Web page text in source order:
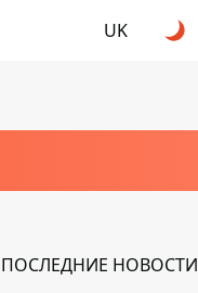
UK
ПОСЛЕДНИЕ НОВОСТИ